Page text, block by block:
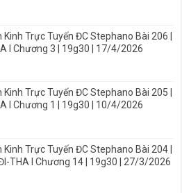
Kinh Trực Tuyến ĐC Stephano Bài 206 |
I Chương 3 | 19g30 | 17/4/2026
Kinh Trực Tuyến ĐC Stephano Bài 205 |
I Chương 1 | 19g30 | 10/4/2026
Kinh Trực Tuyến ĐC Stephano Bài 204 |
THA I Chương 14 | 19g30 | 27/3/2026